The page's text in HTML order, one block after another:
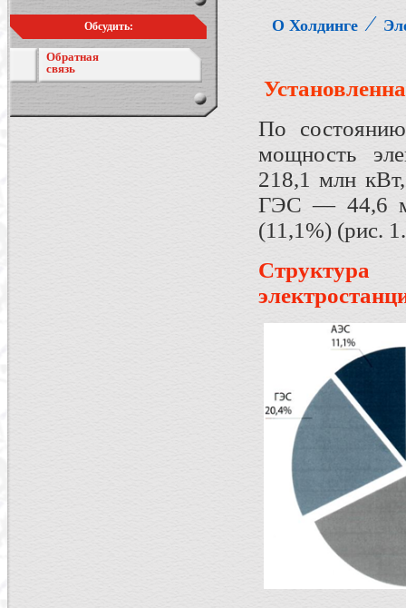
Обсудить:
Обратная
связь
О Холдинге ⁄
По
мощность
218,1 млн
ГЭС — 44,6
(11,1%) (рис.
Структура